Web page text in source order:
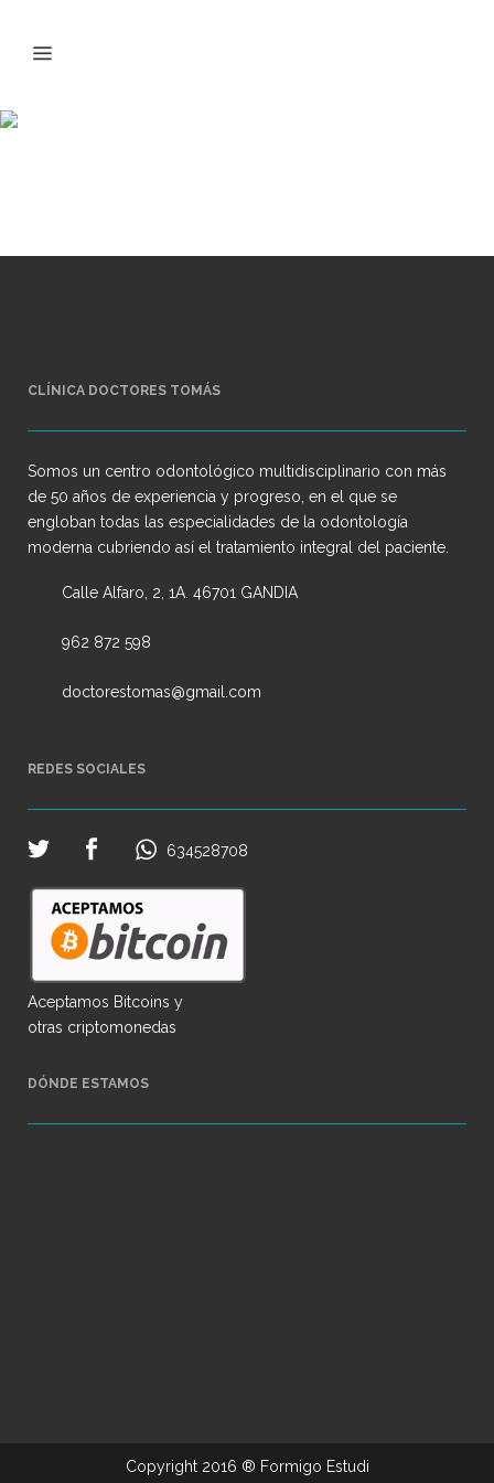
CLÍNICA DOCTORES TOMÁS
Somos un centro odontológico multidisciplinario con más
de 50 años de experiencia y progreso, en el que se
engloban todas las especialidades de la odontología
moderna cubriendo así el tratamiento integral del paciente.
Calle Alfaro, 2, 1A. 46701 GANDIA
962 872 598
doctorestomas@gmail.com
REDES SOCIALES
634528708
Aceptamos Bitcoins y
otras criptomonedas
DÓNDE ESTAMOS
Copyright 2016 ® Formigo Estudi